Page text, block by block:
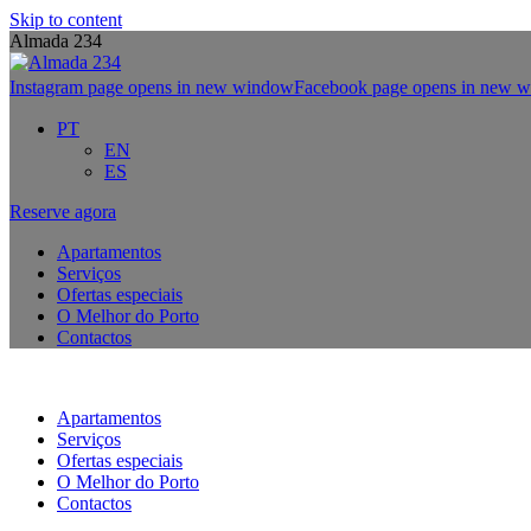
Skip to content
Almada 234
Instagram page opens in new windowFacebook page opens in new
PT
EN
ES
Reserve agora
Apartamentos
Serviços
Ofertas especiais
O Melhor do Porto
Contactos
Apartamentos
Serviços
Ofertas especiais
O Melhor do Porto
Contactos